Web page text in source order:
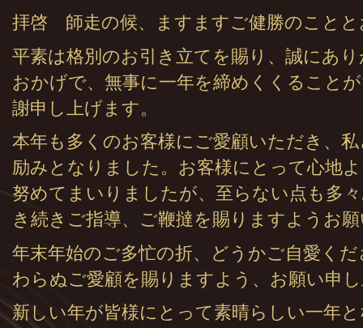
拝啓 師走の候、ますますご健勝のことと
平素は格別のお引き立てを賜り、誠にあ
おかげで、無事に一年を締めくくること
謝申し上げます。
本年も多くのお客様にご愛顧いただき、
励みとなりました。お客様にとって心地
努めてまいりましたが、至らない点も多
き続きご指導、ご鞭撻を賜りますようお
年末年始のご多忙の折、どうかご自愛く
わらぬご愛顧を賜りますよう、お願い申
新しい年が皆様にとって素晴らしい一年